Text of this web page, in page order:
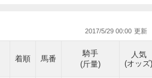
2017/5/29 00:00
着順 馬番
騎手
(斤量)
人気
(オッズ)